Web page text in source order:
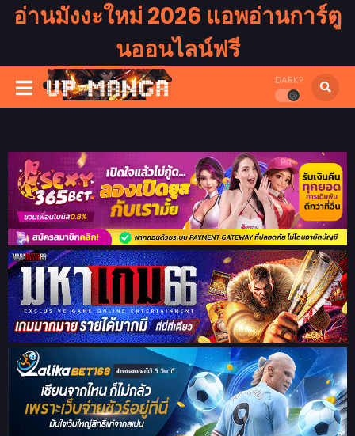
อ่านมังงะใหม่ 2026 แอพอ่านการ์ตู
นออนไลน์ฟรี
DARK?